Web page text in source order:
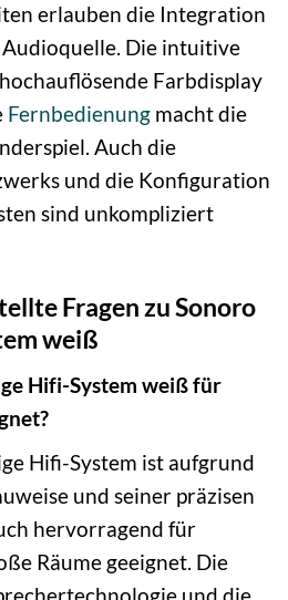
erlauben die Integration
Die intuitive
Farbdisplay
Fernbedienung macht die
Auch die
und die Konfiguration
sind unkompliziert
Fragen zu Sonoro
weiß
Hifi-System weiß für
Hifi-System ist aufgrund
und seiner präzisen
hervorragend für
Räume geeignet. Die
und die